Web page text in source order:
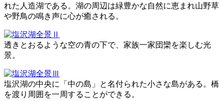
れた人造湖である。湖の周辺は緑豊かな自然に恵まれ山野草
や野鳥の鳴き声に心が癒される。
透きとおるような空の青の下で、家族一家団欒を楽しむ光
景。
塩沢湖の中央に「中の島」と名付られた小さな島がある。橋
を渡り周囲を一周することができる。